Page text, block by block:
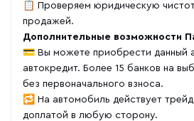
📋 Проверяем юридическую
продажей.
Дополнительные возможности
💳 Вы можете приобрести данный
автокредит. Более 15 банков на
без первоначального взноса.
🔁 На автомобиль действует
доплатой в любую сторону.